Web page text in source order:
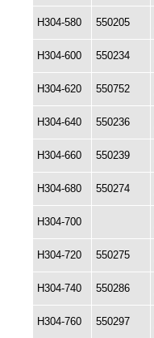
H304-580 550205
H304-600 550234
H304-620 550752
H304-640 550236
H304-660 550239
H304-680 550274
H304-700
H304-720 550275
H304-740 550286
H304-760 550297